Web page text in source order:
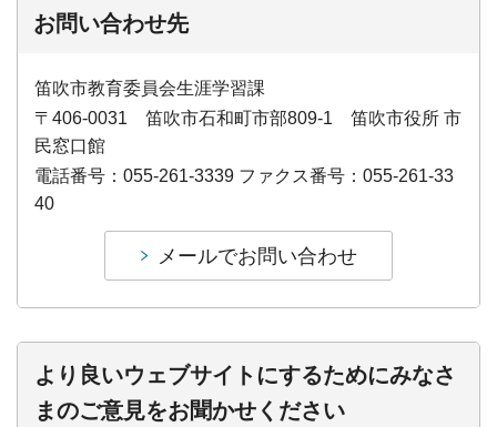
お問い合わせ先
笛吹市教育委員会生涯学習課
〒406-0031 笛吹市石和町市部809-1 笛吹市役所 市
民窓口館
電話番号：055-261-3339 ファクス番号：055-261-33
40
より良いウェブサイトにするためにみなさ
まのご意見をお聞かせください